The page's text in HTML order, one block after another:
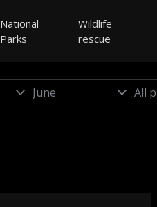
National
Parks
Wildlife
rescue